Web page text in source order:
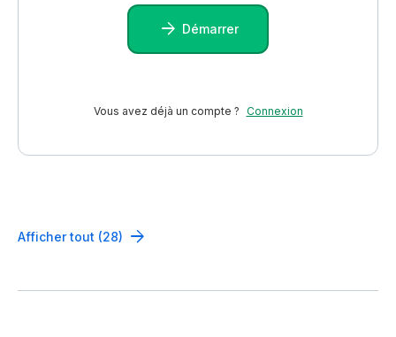
Démarrer
Vous avez déjà un compte ? Connexion
Afficher tout (28)